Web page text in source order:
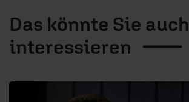
Das könnte Sie auch
interessieren